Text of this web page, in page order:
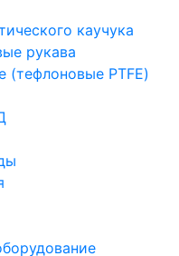
каучука
рукава
(тефлоновые PTFE)